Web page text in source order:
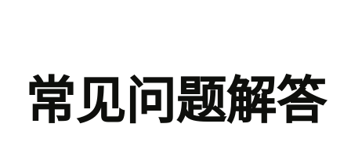
常见问题解答